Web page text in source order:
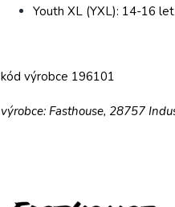
Youth XL (YXL): 14-16 let
kód výrobce 196101
výrobce: Fasthouse, 28757